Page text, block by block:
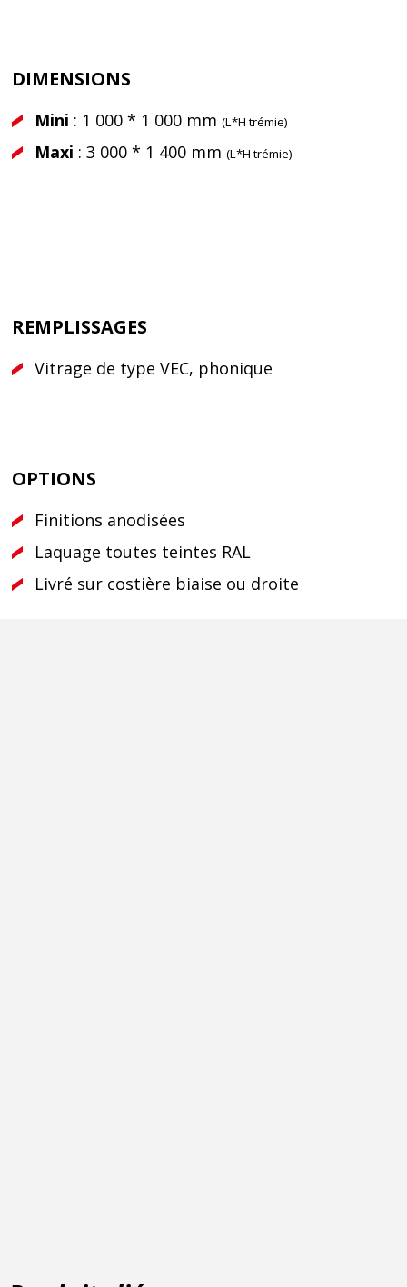
DIMENSIONS
Mini : 1 000 * 1 000 mm(L*H trémie)
Maxi : 3 000 * 1 400 mm(L*H trémie)
REMPLISSAGES
Vitrage de type VEC, phonique
OPTIONS
Finitions anodisées
Laquage toutes teintes RAL
Livré sur costière biaise ou droite